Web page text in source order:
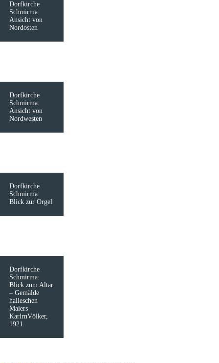
Dorfkirche
Schmirma:
Ansicht von
Nordosten
Dorfkirche
Schmirma:
Ansicht von
Nordwesten
Dorfkirche
Schmirma:
Blick zur Orgel
Dorfkirche
Schmirma:
Blick zum Altar
– Gemälde
halleschen
Malers
KarlrnVölker,
1921.